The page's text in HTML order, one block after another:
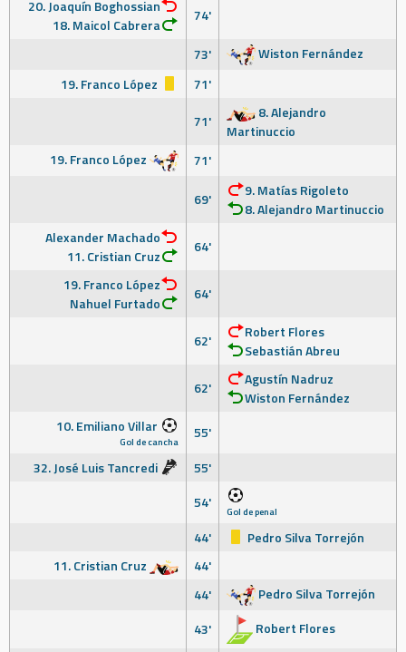
20. Joaquín Boghossian
18. Maicol Cabrera
74'
73'
Wiston Fernández
19. Franco López
71'
71'
8. Alejandro
Martinuccio
19. Franco López
71'
69'
9. Matías Rigoleto
8. Alejandro Martinuccio
Alexander Machado
11. Cristian Cruz
64'
19. Franco López
Nahuel Furtado
64'
62'
Robert Flores
Sebastián Abreu
62'
Agustín Nadruz
Wiston Fernández
10. Emiliano Villar
Gol de cancha
55'
32. José Luis Tancredi
55'
54'
Gol de penal
44'
Pedro Silva Torrejón
11. Cristian Cruz
44'
44'
Pedro Silva Torrejón
43'
Robert Flores